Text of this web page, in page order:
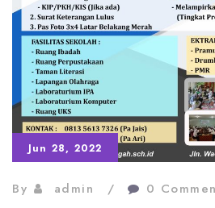
Jun 28, 2022
By admin 0